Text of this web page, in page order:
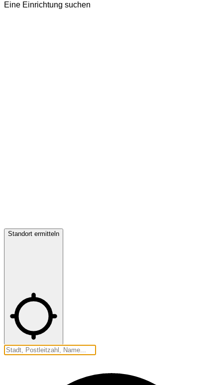
Eine Einrichtung suchen
Standort ermitteln